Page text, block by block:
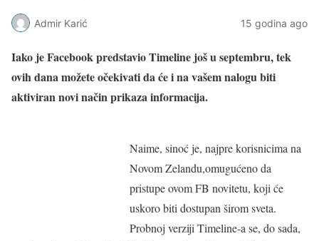
Admir Karić 15 godina ago
Iako je Facebook predstavio Timeline još u septembru, tek
ovih dana možete očekivati da će i na vašem nalogu biti
aktiviran novi način prikaza informacija.
Naime, sinoć je, najpre korisnicima na
Novom Zelandu,omugućeno da
pristupe ovom FB novitetu, koji će
uskoro biti dostupan širom sveta.
Probnoj verziji Timeline-a se, do sada,